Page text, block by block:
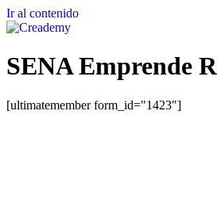
Ir al contenido
SENA Emprende
[ultimatemember form_id="1423"]